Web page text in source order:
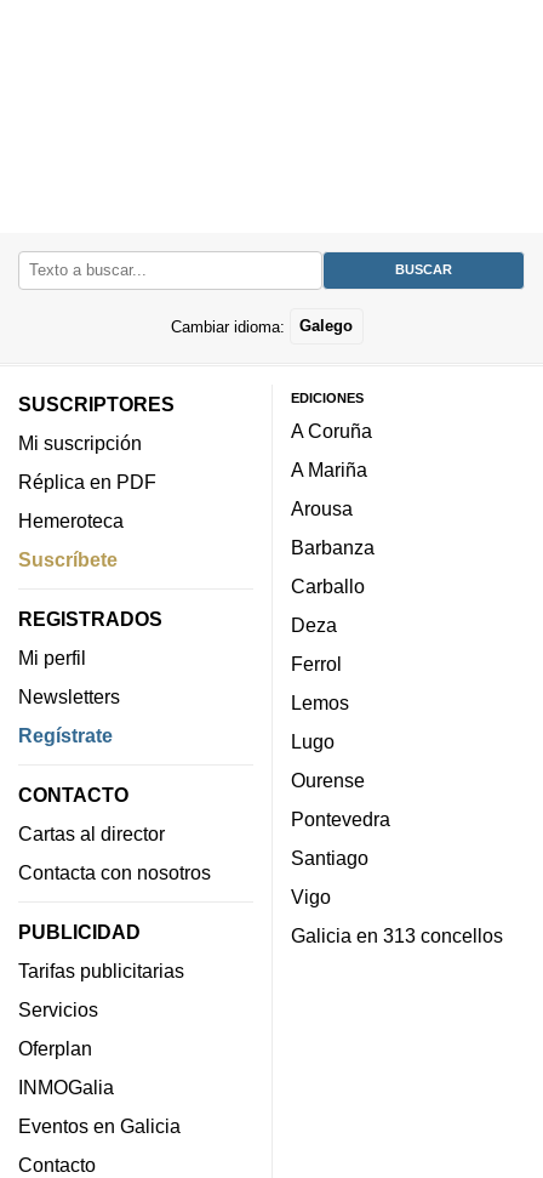
Cambiar idioma: Galego
SUSCRIPTORES
Mi suscripción
Réplica en PDF
Hemeroteca
Suscríbete
REGISTRADOS
Mi perfil
Newsletters
Regístrate
CONTACTO
Cartas al director
Contacta con nosotros
PUBLICIDAD
Tarifas publicitarias
Servicios
Oferplan
INMOGalia
Eventos en Galicia
Contacto
EDICIONES
A Coruña
A Mariña
Arousa
Barbanza
Carballo
Deza
Ferrol
Lemos
Lugo
Ourense
Pontevedra
Santiago
Vigo
Galicia en 313 concellos